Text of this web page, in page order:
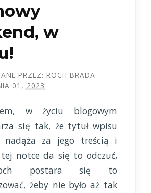
w
PRZEZ: ROCH BRADA
01, 2023
w życiu blogowym
się tak, że tytuł wpisu
nadąża za jego treścią i
tej notce da się to odczuć,
postara się to
żeby nie było aż tak